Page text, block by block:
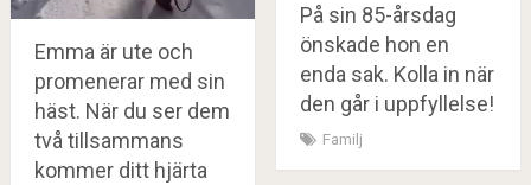
Emma är ute och
promenerar med sin
häst. När du ser dem
två tillsammans
kommer ditt hjärta
På sin 85-årsdag
önskade hon en
enda sak. Kolla in när
den går i uppfyllelse!
Familj